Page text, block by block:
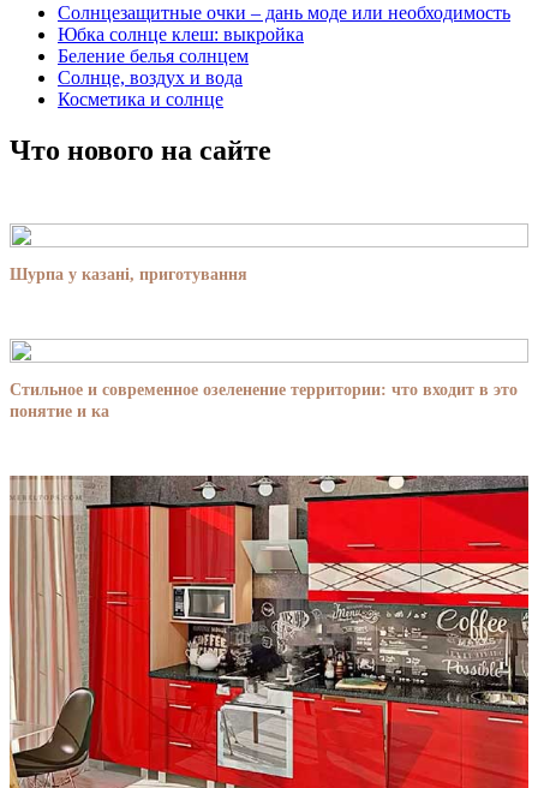
Солнцезащитные очки – дань моде или необходимость
Юбка солнце клеш: выкройка
Беление белья солнцем
Солнце, воздух и вода
Косметика и солнце
Что нового на сайте
Шурпа у казані, приготування
Стильное и современное озеленение территории: что входит в это
понятие и ка